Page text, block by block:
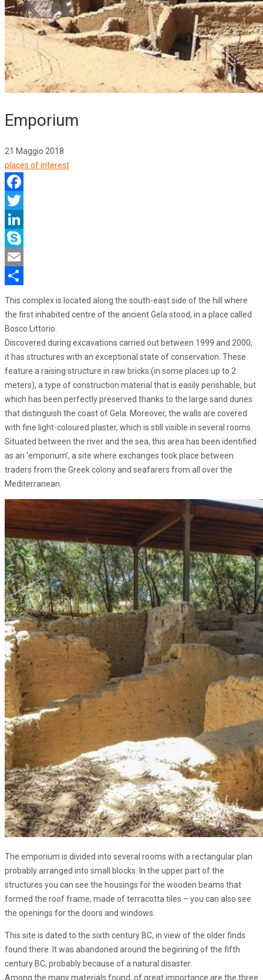
Emporium
21 Maggio 2018
places of interest
Facebook
Twitter
LinkedIn
Skype
Email
This complex is located along the south-east side of the hill where
the first inhabited centre of the ancient Gela stood, in a place called
Bosco Littorio.
Discovered during excavations carried out between 1999 and 2000,
it has structures with an exceptional state of conservation. These
feature a raising structure in raw bricks (in some places up to 2
meters), a type of construction material that is easily perishable, but
which has been perfectly preserved thanks to the large sand dunes
that distinguish the coast of Gela. Moreover, the walls are covered
with fine light-coloured plaster, which is still visible in several rooms.
Situated between the river and the sea, this area has been identified
as an ‘emporium’, a site where exchanges took place between
traders from the Greek colony and seafarers from all over the
Mediterranean.
The emporium is divided into several rooms with a rectangular plan
probably arranged into small blocks. In the upper part of the
structures you can see the housings for the wooden beams that
formed the roof frame, made of terracotta tiles – you can also see
the openings for the doors and windows.
This site is dated to the sixth century BC, in view of the older finds
found there. It was abandoned around the beginning of the fifth
century BC, probably because of a natural disaster.
Among the many materials found, of great importance are the three